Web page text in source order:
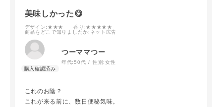
美味しかった😋
デザイン:★★★ 香り :★★★★★
商品をどこで知りましたか:ネット広告
つーママつー
年代:50代 性別:女性
これのお陰？
これが来る前に、数日便秘気味。